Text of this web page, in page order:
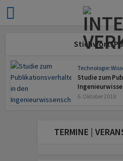
Stichwort:
Technologie:
Studie zum
6. Oktober 2018
TERMINE |